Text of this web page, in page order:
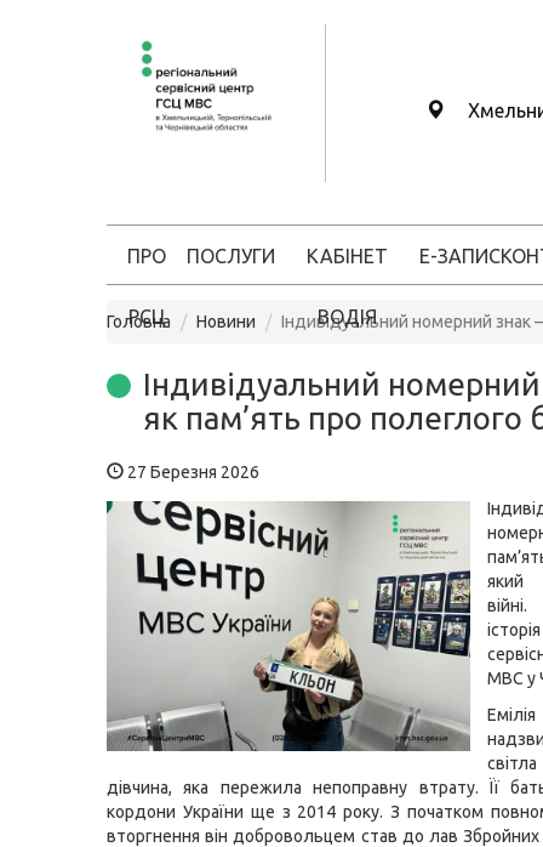
ПРО
РСЦ
ПОСЛУГИ КАБІНЕТ
ВОДІЯ
Е-ЗАПИС
Головна Новини Індивідуальний номерний знак
Індивідуальний номерний
як пам’ять про полеглого
27 Березня 2026
який
МВС у
дівчина, яка пережила непоправну втрату. Її
кордони України ще з 2014 року. З початком
вторгнення він добровольцем став до лав Збройних